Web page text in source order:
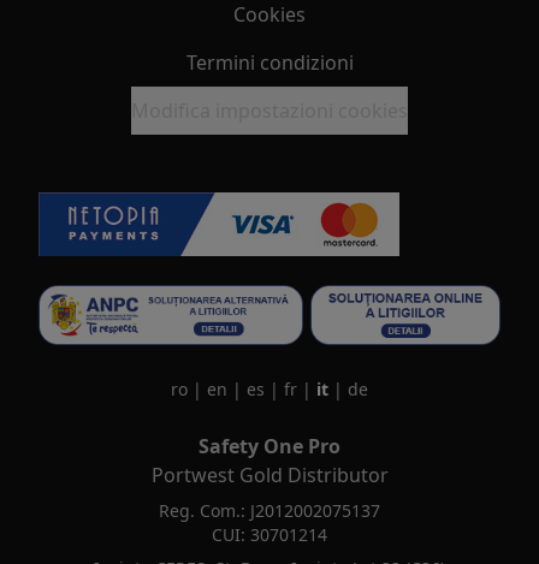
Cookies
Termini condizioni
ro | en | es | fr | it | de
Safety One Pro
Portwest Gold Distributor
Reg. Com.: J2012002075137
CUI: 30701214